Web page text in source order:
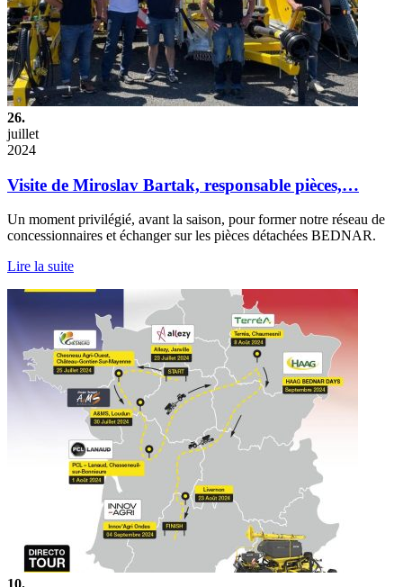
26.
juillet
2024
Visite de Miroslav Bartak, responsable pièces,…
Un moment privilégié, avant la saison, pour former notre réseau de
concessionnaires et échanger sur les pièces détachées BEDNAR.
Lire la suite